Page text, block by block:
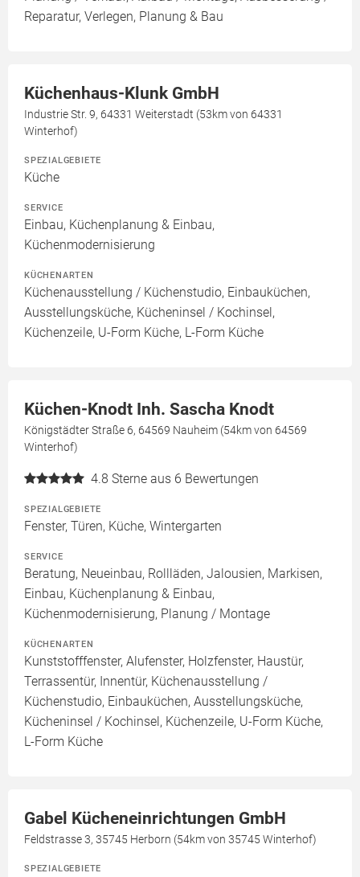
Reparatur, Verlegen, Planung & Bau
Küchenhaus-Klunk GmbH
Industrie Str. 9, 64331 Weiterstadt (53km von 64331
Winterhof)
SPEZIALGEBIETE
Küche
SERVICE
Einbau, Küchenplanung & Einbau,
Küchenmodernisierung
KÜCHENARTEN
Küchenausstellung / Küchenstudio, Einbauküchen,
Ausstellungsküche, Kücheninsel / Kochinsel,
Küchenzeile, U-Form Küche, L-Form Küche
Küchen-Knodt Inh. Sascha Knodt
Königstädter Straße 6, 64569 Nauheim (54km von 64569
Winterhof)
4.8 Sterne aus 6 Bewertungen
SPEZIALGEBIETE
Fenster, Türen, Küche, Wintergarten
SERVICE
Beratung, Neueinbau, Rollläden, Jalousien, Markisen,
Einbau, Küchenplanung & Einbau,
Küchenmodernisierung, Planung / Montage
KÜCHENARTEN
Kunststofffenster, Alufenster, Holzfenster, Haustür,
Terrassentür, Innentür, Küchenausstellung /
Küchenstudio, Einbauküchen, Ausstellungsküche,
Kücheninsel / Kochinsel, Küchenzeile, U-Form Küche,
L-Form Küche
Gabel Kücheneinrichtungen GmbH
Feldstrasse 3, 35745 Herborn (54km von 35745 Winterhof)
SPEZIALGEBIETE